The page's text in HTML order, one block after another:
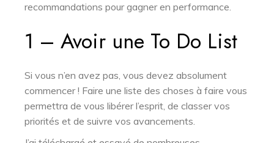
recommandations pour gagner en performance.
1 – Avoir une To Do List
Si vous n’en avez pas, vous devez absolument
commencer ! Faire une liste des choses à faire vous
permettra de vous libérer l’esprit, de classer vos
priorités et de suivre vos avancements.